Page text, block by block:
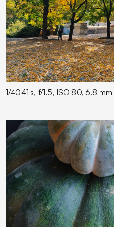
1/4041 s, f/1.5, ISO 80, 6.8 mm